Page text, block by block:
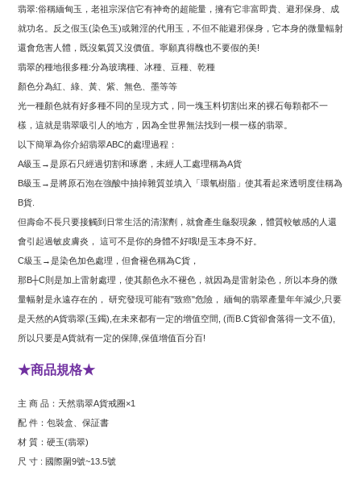
翡翠:俗稱緬甸玉，老祖宗深信它有神奇的超能量，擁有它非富即貴、避邪保身、成
就功名。反之假玉(染色玉)或雜淫的代用玉，不但不能避邪保身，它本身的微量輻射
還會危害人體，既沒氣質又沒價值。寧願真得醜也不要假的美!
翡翠的種地很多種:分為玻璃種、冰種、豆種、乾種
顏色分為紅、綠、黃、紫、無色、墨等等
光一種顏色就有好多種不同的呈現方式，同一塊玉料切割出來的裸石每顆都不一
樣，這就是翡翠吸引人的地方，因為全世界無法找到一模一樣的翡翠。
以下簡單為你介紹翡翠ABC的處理過程：
A級玉 →是原石只經過切割和琢磨，未經人工處理稱為A貨
B級玉 →是將原石泡在強酸中抽掉雜質並填入「環氧樹脂」使其看起來透明度佳稱為
B貨
但壽命不長只要接觸到日常生活的清潔劑，就會產生龜裂現象，體質較敏感的人還
會引起過敏皮膚炎， 這可不是你的身體不好哦!是玉本身不好。
C級玉 →是染色加色處理，但會褪色稱為C貨，
那B┼C則是加上雷射處理，使其顏色永不褪色，就因為是雷射染色，所以本身的微
量幅射是永遠存在的， 研究發現可能有"致癌"危險， 緬甸的翡翠產量年年減少 只要
是天然的A貨翡翠(玉鐲), 在未來都有一定的增值空間 , (而B.C貨卻會落得一文不值),
所以只要是A貨就有一定的保障 保值增值百分百!
★商品規格★
主 商 品：天然翡翠A貨戒圈×1
配 件：包裝盒、保証書
材 質：硬玉(翡翠)
尺 寸 : 國際圍9號~13.5號